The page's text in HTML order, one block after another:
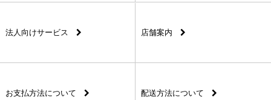
法人向けサービス 店舗案内
お支払方法について 配送方法について